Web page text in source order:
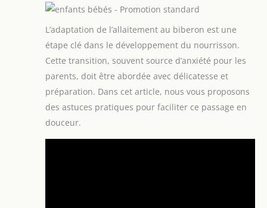
L’adaptation de l’allaitement au biberon est une
étape clé dans le développement du nourrisson.
Cette transition, souvent source d’anxiété pour les
parents, doit être abordée avec délicatesse et
préparation. Dans cet article, nous vous proposons
des astuces pratiques pour faciliter ce passage en
douceur.